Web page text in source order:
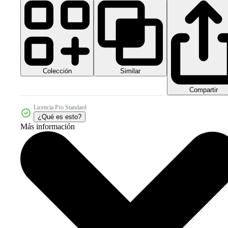
Colección Similar
Compartir
Licencia Pro Standard
¿Qué es esto?
Más información